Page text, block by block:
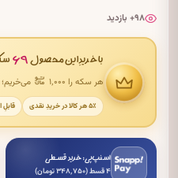
۹۸+ بازدید
با خریدِ این محصول ۶۹
هر سکه را ۱٬۰۰۰
۵٪ هر کالا در خریدِ نقدی قابلِ
اسنپ‌پی: خرید قسطی
۴ قسط (۳۴۸٬۷۵۰ تومان)